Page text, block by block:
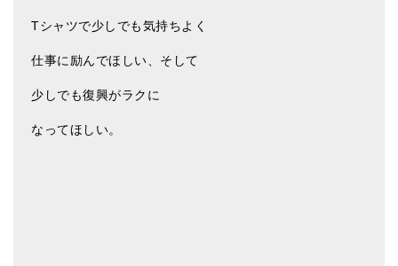
Tシャツで少しでも気持ちよく
仕事に励んでほしい、そして
少しでも復興がラクに
なってほしい。